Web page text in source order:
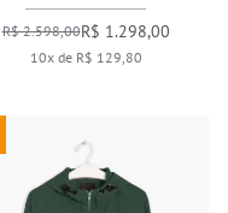
R$ 2.598,00R$ 1.298,00
10x de R$ 129,80